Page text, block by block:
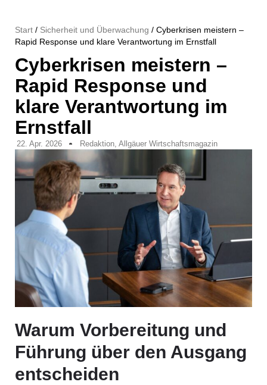
Start / Sicherheit und Überwachung / Cyberkrisen meistern –
Rapid Response und klare Verantwortung im Ernstfall
Cyberkrisen meistern –
Rapid Response und
klare Verantwortung im
Ernstfall
22. Apr. 2026 Redaktion, Allgäuer Wirtschaftsmagazin
Warum Vorbereitung und
Führung über den Ausgang
entscheiden